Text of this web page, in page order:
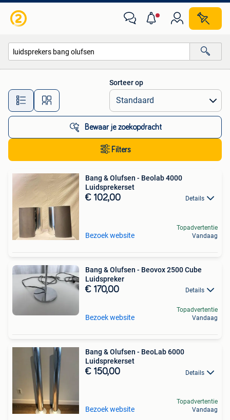
Alle afstanden…
Sorteer op
Bewaar je zoekopdracht
Filters
Bang & Olufsen - Beolab 4000
Luidsprekerset
€ 102,00 Details
Bezoek website
Topadvertentie
Vandaag
Bang & Olufsen - Beovox 2500 Cube
Luidspreker
€ 170,00 Details
Bezoek website
Topadvertentie
Vandaag
Bang & Olufsen - BeoLab 6000
Luidsprekerset
€ 150,00 Details
Bezoek website
Topadvertentie
Vandaag